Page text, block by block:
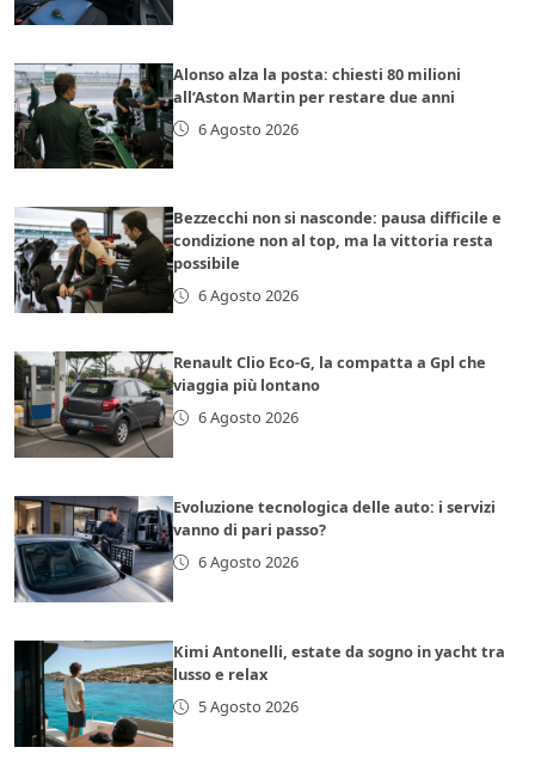
Alonso alza la posta: chiesti 80 milioni
all’Aston Martin per restare due anni
6 Agosto 2026
Bezzecchi non si nasconde: pausa difficile e
condizione non al top, ma la vittoria resta
possibile
6 Agosto 2026
Renault Clio Eco-G, la compatta a Gpl che
viaggia più lontano
6 Agosto 2026
Evoluzione tecnologica delle auto: i servizi
vanno di pari passo?
6 Agosto 2026
Kimi Antonelli, estate da sogno in yacht tra
lusso e relax
5 Agosto 2026